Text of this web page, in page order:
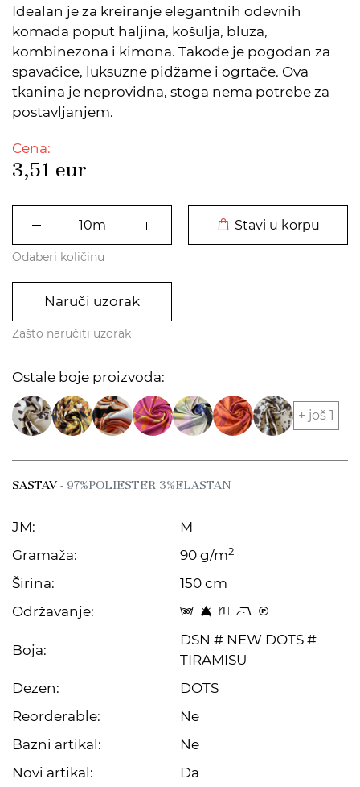
Idealan je za kreiranje elegantnih odevnih
komada poput haljina, košulja, bluza,
kombinezona i kimona. Takođe je pogodan za
spavaćice, luksuzne pidžame i ogrtače. Ova
tkanina je neprovidna, stoga nema potrebe za
postavljanjem.
Cena:
3,51 eur
Stavi u korpu
Odaberi količinu
Naruči uzorak
Zašto naručiti uzorak
Ostale boje proizvoda:
+ još 1
SASTAV- 97%POLIESTER 3%ELASTAN
JM:
M
Gramaža:
90 g/m2
Širina:
150 cm
Održavanje:
s 8 y o C
Boja:
DSN # NEW DOTS #
TIRAMISU
Dezen:
DOTS
Reorderable:
Ne
Bazni artikal:
Ne
Novi artikal:
Da